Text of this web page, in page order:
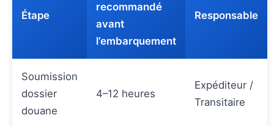
Étape
recommandé
avant
l’embarquement
Responsable
Soumission
dossier
douane
4–12 heures
Expéditeur /
Transitaire